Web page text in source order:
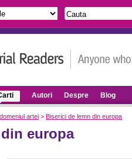
Autori Despre Blog
artei > Biserici de lemn din europa
europa